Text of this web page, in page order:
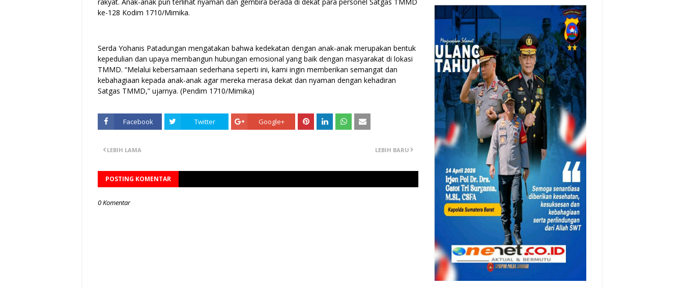
ke-128 Kodim 1710/Mimika.
Serda Yohanis Patadungan mengatakan bahwa kedekatan dengan anak-anak merupakan bentuk
kepedulian dan upaya membangun hubungan emosional yang baik dengan masyarakat di lokasi
TMMD. “Melalui kebersamaan sederhana seperti ini, kami ingin memberikan semangat dan
kebahagiaan kepada anak-anak agar mereka merasa dekat dan nyaman dengan kehadiran
Satgas TMMD,” ujarnya. (Pendim 1710/Mimika)
Facebook Twitter Google+
LEBIH BARU
LEBIH LAMA
POSTING KOMENTAR
0 Komentar